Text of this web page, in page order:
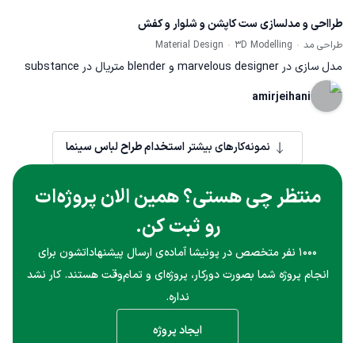
طرااحی و مدلسازی ست کاپشن و شلوار و کفش
طراحی مد 3D Modelling
Material Design
مدل سازی در marvelous designer و blender متریال در substance
painter رندر در Cyclesamirjeihani
نمونه‌کارهای بیشتر استخدام طراح لباس سینما
منتظر چی هستی؟ همین الان پروژه‌ات
رو ثبت کن.
۱۰۰۰ نفر متخصص در پونیشا آماده‌ی ارسال پیشنهاداتشون برای
انجام پروژه شما بصورت دورکار، پروژه‌ای و تمام‌وقت هستند. کار نشد
نداره.
ایجاد پروژه